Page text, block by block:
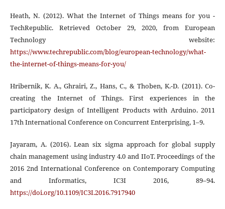
Heath, N. (2012). What the Internet of Things means for you -
TechRepublic. Retrieved October 29, 2020, from European
Technology website:
https://www.techrepublic.com/blog/european-technology/what-
the-internet-of-things-means-for-you/
Hribernik, K. A., Ghrairi, Z., Hans, C., & Thoben, K.-D. (2011). Co-
creating the Internet of Things. First experiences in the
participatory design of Intelligent Products with Arduino. 2011
17th International Conference on Concurrent Enterprising, 1–9.
Jayaram, A. (2016). Lean six sigma approach for global supply
chain management using industry 4.0 and IIoT. Proceedings of the
2016 2nd International Conference on Contemporary Computing
and Informatics, IC3I 2016, 89–94.
https://doi.org/10.1109/IC3I.2016.7917940